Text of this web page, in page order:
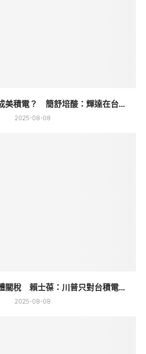
美積電？ 簡舒培酸：輝達在台...
2025-08-08
關稅 賴士葆：川普只對台積電...
2025-08-08